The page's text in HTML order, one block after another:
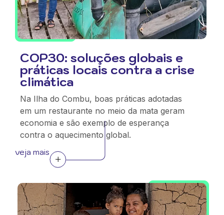
COP30: soluções globais e
práticas locais contra a crise
climática
Na Ilha do Combu, boas práticas adotadas
em um restaurante no meio da mata geram
economia e são exemplo de esperança
contra o aquecimento global.
veja mais